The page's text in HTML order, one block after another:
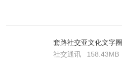
套路社交亚文化文字圈
社交通讯
158.43MB